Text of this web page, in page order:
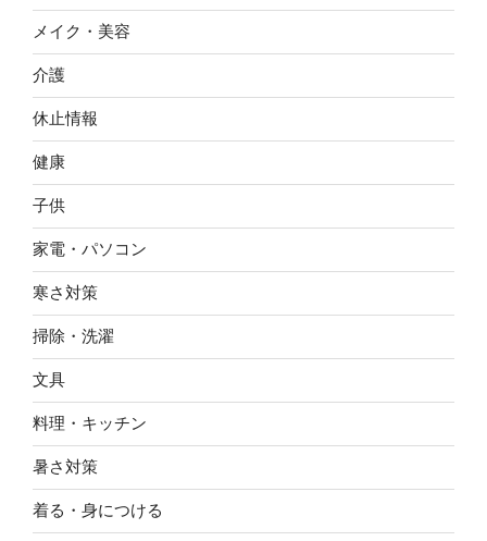
メイク・美容
介護
休止情報
健康
子供
家電・パソコン
寒さ対策
掃除・洗濯
文具
料理・キッチン
暑さ対策
着る・身につける